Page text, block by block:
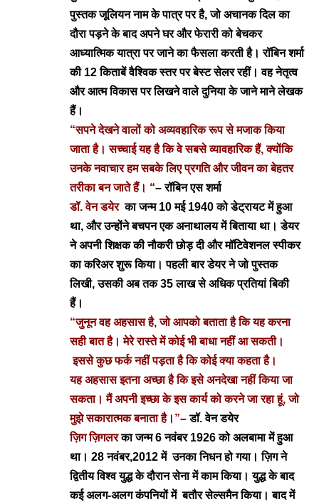
पुस्तक जूलियन नाम के पात्र पर है, जो अचानक दिल का
दौरा पड़ने के बाद अपने घर और फेरारी को बेचकर
आध्यात्मिक यात्रा पर जाने का फैसला करती है। रॉबिन शर्मा
की 12 किताबें वैश्विक स्तर पर बेस्ट सेलर रहीं। वह नेतृत्व
और आत्म विकास पर लिखने वाले दुनिया के जाने माने लेखक
हैं।
“सपने देखने वालों को अव्यवहारिक रूप से मजाक किया
जाता है। सच्चाई यह है कि वे सबसे व्यावहारिक हैं, क्योंकि
उनके नवाचार हम सबके लिए प्रगति और जीवन का बेहतर
तरीका बन जाते हैं। “– रॉबिन एस शर्मा
डॉ. वेन डयेर का जन्म 10 मई 1940 को डेट्रायट में हुआ
था, और उन्होंने बचपन एक अनाथालय में बिताया था।डेयर
ने अपनी शिक्षक की नौकरी छोड़ दी और मॉटिवेशनल स्पीकर
का करिअर शुरू किया। पहली बार डेयर ने जो पुस्तक
लिखी, उसकी अब तक 35 लाख से अधिक प्रतियां बिकी
हैं।
“जुनून वह अहसास है, जोआपको बताता है कि यह करना
सही बात है। मेरे रास्ते में कोई भी बाधा नहीं आ सकती।
इससे कुछ फर्क नहीं पड़ता है कि कोई क्या कहता है।
यहअहसास इतना अच्छा है कि इसे अनदेखा नहीं किया जा
सकता। मैं अपनी इच्छा के इस कार्य को करने जा रहा हूं, जो
मुझे सकारात्मक बनाताहै।”–डॉ. वेन डयेर
ज़िग ज़िगलरका जन्म 6 नवंबर 1926 को अलबामा में हुआ
था। 28 नवंबर,2012 में उनका निधन हो गया।ज़िग ने
द्वितीय विश्व युद्ध के दौरान सेना में काम किया।युद्ध के बाद
कई अलग-अलग कंपनियों में बतौर सेल्समैन किया। बाद में